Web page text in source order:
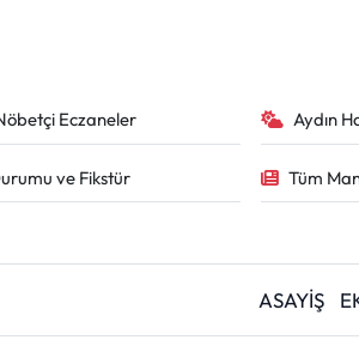
Eczaneler Aydın
ve Fikstür Tüm
ASAYİŞ